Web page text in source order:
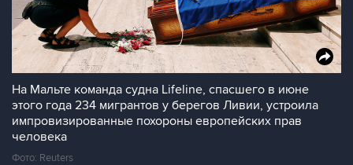
На Мальте команда судна Lifeline, спасшего в июне
этого года 234 мигрантов у берегов Ливии, устроила
импровизированные похороны европейских прав
человека
Фото: Reuters